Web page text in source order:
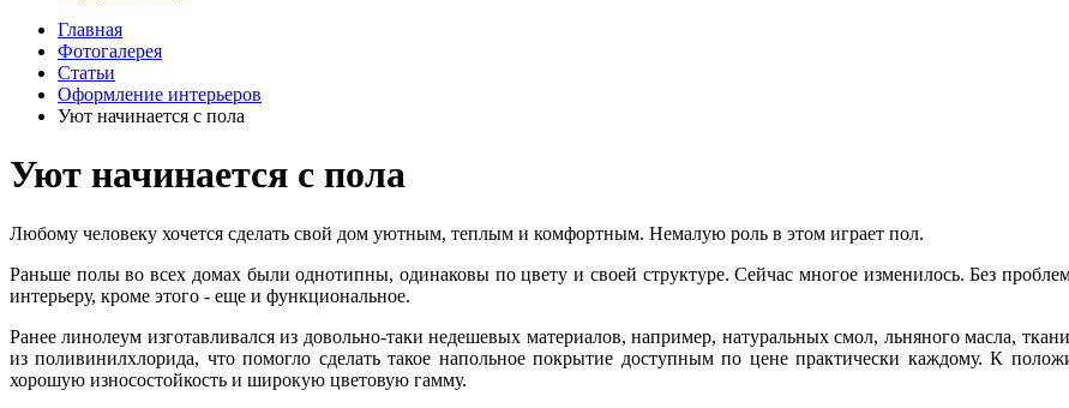
Главная
Фотогалерея
Статьи
Оформление интерьеров
Уют начинается с пола
Уют начинается с пола
Любому человеку хочется сделать свой дом уютным, теплым и комфортным. Немалую роль в этом играет пол.
Раньше полы во всех домах были однотипны, одинаковы по цвету и своей структуре. Сейчас многое изменилось. Без
интерьеру, кроме этого - еще и функциональное.
Ранее линолеум изготавливался из довольно-таки недешевых материалов, например, натуральных смол, льняного масла,
из поливинилхлорида, что помогло сделать такое напольное покрытие доступным по цене практически каждому. К
хорошую износостойкость и широкую цветовую гамму.